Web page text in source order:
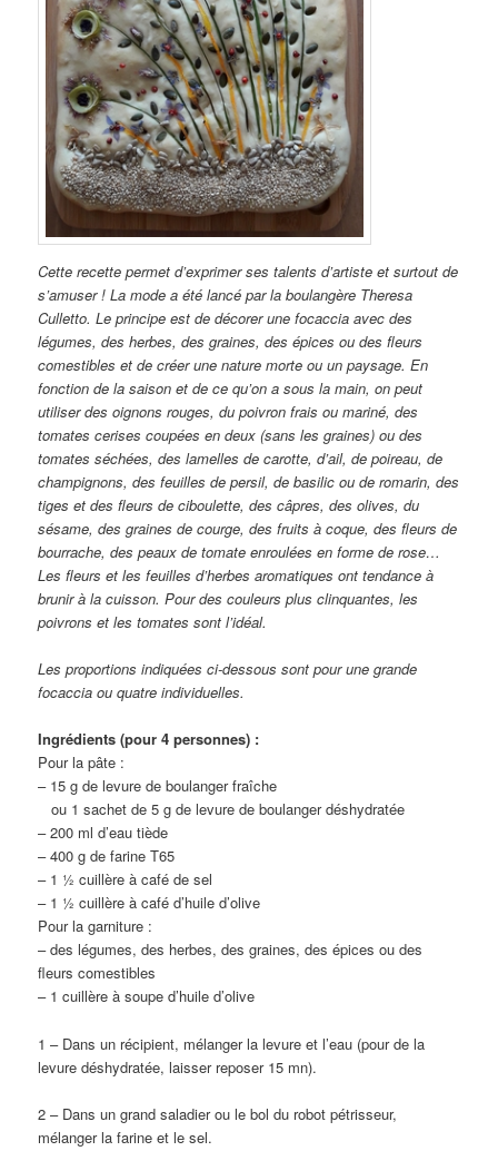
Cette recette permet d’exprimer ses talents d’artiste et surtout de
s’amuser ! La mode a été lancé par la boulangère Theresa
Culletto. Le principe est de décorer une focaccia avec des
légumes, des herbes, des graines, des épices ou des fleurs
comestibles et de créer une nature morte ou un paysage. En
fonction de la saison et de ce qu’on a sous la main, on peut
utiliser des oignons rouges, du poivron frais ou mariné, des
tomates cerises coupées en deux (sans les graines) ou des
tomates séchées, des lamelles de carotte, d’ail, de poireau, de
champignons, des feuilles de persil, de basilic ou de romarin, des
tiges et des fleurs de ciboulette, des câpres, des olives, du
sésame, des graines de courge, des fruits à coque, des fleurs de
bourrache, des peaux de tomate enroulées en forme de rose…
Les fleurs et les feuilles d’herbes aromatiques ont tendance à
brunir à la cuisson. Pour des couleurs plus clinquantes, les
poivrons et les tomates sont l’idéal.
Les proportions indiquées ci-dessous sont pour une grande
focaccia ou quatre individuelles.
Ingrédients (pour 4 personnes) :
Pour la pâte :
– 15 g de levure de boulanger fraîche
ou 1 sachet de 5 g de levure de boulanger déshydratée
– 200 ml d’eau tiède
– 400 g de farine T65
– 1 ½ cuillère à café de sel
– 1 ½ cuillère à café d’huile d’olive
Pour la garniture :
– des légumes, des herbes, des graines, des épices ou des
fleurs comestibles
– 1 cuillère à soupe d’huile d’olive
1 – Dans un récipient, mélanger la levure et l’eau (pour de la
levure déshydratée, laisser reposer 15 mn).
2 – Dans un grand saladier ou le bol du robot pétrisseur,
mélanger la farine et le sel.